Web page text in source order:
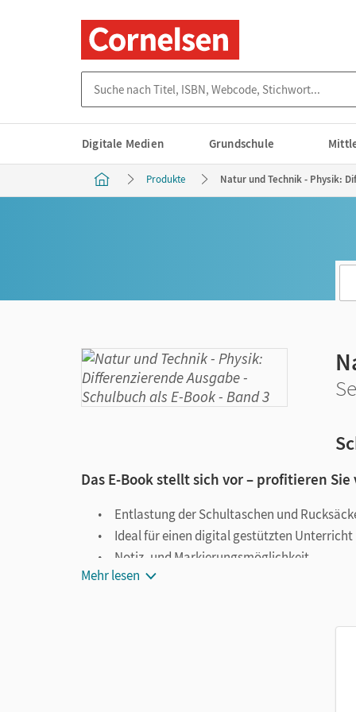
Digitale Medien Grundschule
Produkte Natur und Technik - Physik:
Das E-Book stellt sich vor – profitieren
Entlastung der Schultaschen und
Ideal für einen digital gestützten Unterricht
Notiz- und Markierungsmöglichkeit
Jederzeit unkompliziert verfügbar
Mehr lesen